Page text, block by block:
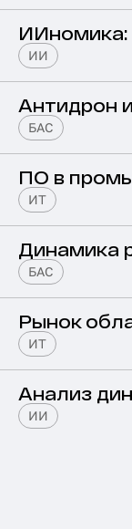
ИИ
Антидрон
БАС
ПО в
ИТ
Динамика
БАС
Рынок
ИТ
Анализ
ИИ